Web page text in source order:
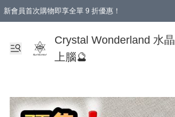
新會員首次購物即享全單 9 折優惠！
Crystal Wonderland 水晶
上腦🔮